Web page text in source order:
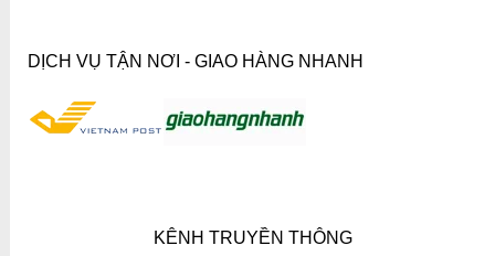
DỊCH VỤ TẬN NƠI - GIAO HÀNG NHANH
KÊNH TRUYỀN THÔNG